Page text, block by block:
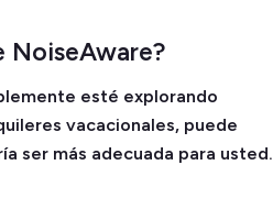
NoiseAware?
esté explorando
vacacionales, puede
ser más adecuada para usted.